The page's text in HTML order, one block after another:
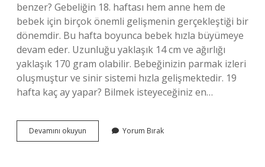
benzer? Gebeliğin 18. haftası hem anne hem de
bebek için birçok önemli gelişmenin gerçekleştiği bir
dönemdir. Bu hafta boyunca bebek hızla büyümeye
devam eder. Uzunluğu yaklaşık 14 cm ve ağırlığı
yaklaşık 170 gram olabilir. Bebeğinizin parmak izleri
oluşmuştur ve sinir sistemi hızla gelişmektedir. 19
hafta kaç ay yapar? Bilmek isteyeceğiniz en…
Devamını okuyun
Haftalık
Yorum Bırak